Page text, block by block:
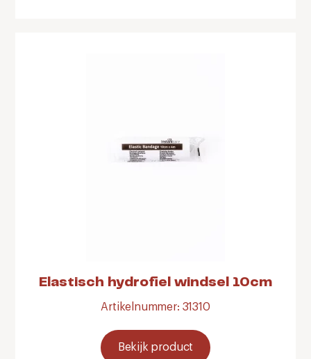
Elastisch hydrofiel windsel 10cm
Artikelnummer: 31310
Bekijk product